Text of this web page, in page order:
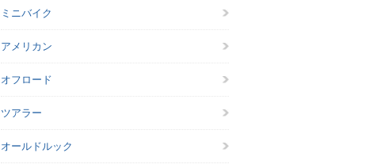
ミニバイク
アメリカン
オフロード
ツアラー
オールドルック